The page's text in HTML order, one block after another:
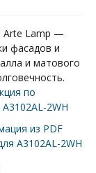
Arte Lamp —
фасадов и
и матового
по
2WH
из PDF
A3102AL-2WH